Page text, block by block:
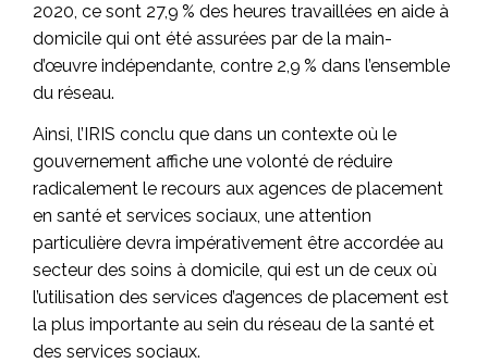
2020, ce sont 27,9 % des heures travaillées en aide à
domicile qui ont été assurées par de la main-
d’œuvre indépendante, contre 2,9 % dans l’ensemble
du réseau.
Ainsi, l’IRIS conclu que dans un contexte où le
gouvernement affiche une volonté de réduire
radicalement le recours aux agences de placement
en santé et services sociaux, une attention
particulière devra impérativement être accordée au
secteur des soins à domicile, qui est un de ceux où
l’utilisation des services d’agences de placement est
la plus importante au sein du réseau de la santé et
des services sociaux.